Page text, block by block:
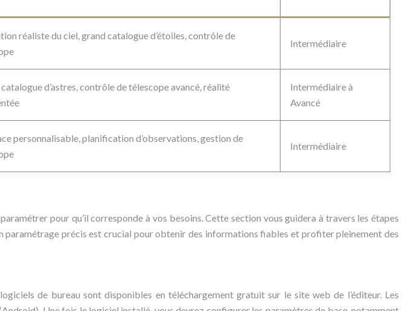
réaliste du ciel, grand catalogue d’étoiles, contrôle de
Intermédiaire
d’astres, contrôle de télescope avancé, réalité
Intermédiaire à
Avancé
personnalisable, planification d’observations, gestion de
Intermédiaire
pour qu’il corresponde à vos besoins. Cette section vous guidera à travers les étapes
paramétrage précis est crucial pour obtenir des informations fiables et profiter pleinement des
de bureau sont disponibles en téléchargement gratuit sur le site web de l’éditeur. Les